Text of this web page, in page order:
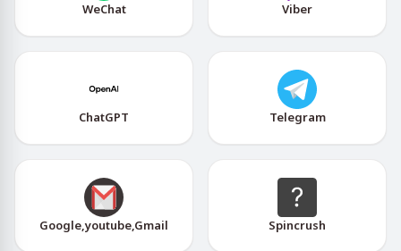
WeChat Viber
ChatGPT Telegram
Google,youtube,Gmail Spincrush